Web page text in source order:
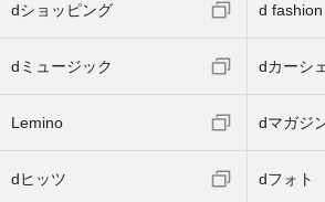
dショッピング d fashion
dミュージック dカーシ
Lemino dマガジ
dヒッツ dフォト